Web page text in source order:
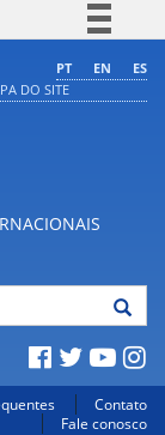
BR
PT EN
ES
DO SITE
Contato
Fale conosco